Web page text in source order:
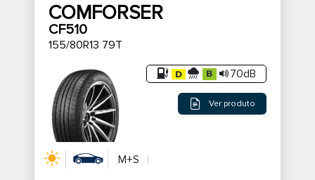
COMFORSER
CF510
155/80R13 79T
70dB
Ver produto
M+S